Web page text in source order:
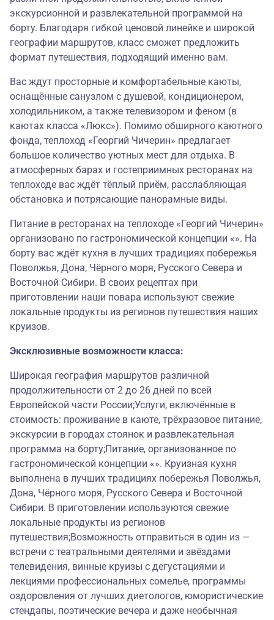
экскурсионной и развлекательной программой на
борту. Благодаря гибкой ценовой линейке и широкой
географии маршрутов, класс сможет предложить
формат путешествия, подходящий именно вам.
Вас ждут просторные и комфортабельные каюты,
оснащённые санузлом с душевой, кондиционером,
холодильником, а также телевизором и феном (в
каютах класса «Люкс»). Помимо обширного каютного
фонда, теплоход «Георгий Чичерин» предлагает
большое количество уютных мест для отдыха. В
атмосферных барах и гостеприимных ресторанах на
теплоходе вас ждёт тёплый приём, расслабляющая
обстановка и потрясающие панорамные виды.
Питание в ресторанах на теплоходе «Георгий Чичерин»
организовано по гастрономической концепции «». На
борту вас ждёт кухня в лучших традициях побережья
Поволжья, Дона, Чёрного моря, Русского Севера и
Восточной Сибири. В своих рецептах при
приготовлении наши повара используют свежие
локальные продукты из регионов путешествия наших
круизов.
Эксклюзивные возможности класса:
Широкая география маршрутов различной
продолжительности от 2 до 26 дней по всей
Европейской части России;Услуги, включённые в
стоимость: проживание в каюте, трёхразовое питание,
экскурсии в городах стоянок и развлекательная
программа на борту;Питание, организованное по
гастрономической концепции «». Круизная кухня
выполнена в лучших традициях побережья Поволжья,
Дона, Чёрного моря, Русского Севера и Восточной
Сибири. В приготовлении используются свежие
локальные продукты из регионов
путешествия;Возможность отправиться в один из —
встречи с театральными деятелями и звёздами
телевидения, винные круизы с дегустациями и
лекциями профессиональных сомелье, программы
оздоровления от лучших диетологов, юмористические
стендапы, поэтические вечера и даже необычная